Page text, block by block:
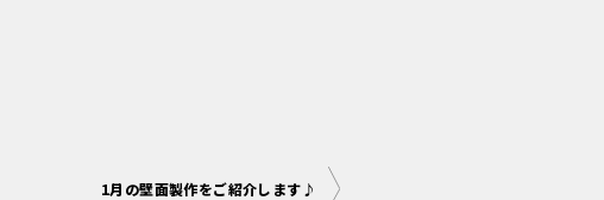
1月の壁面製作をご紹介します♪